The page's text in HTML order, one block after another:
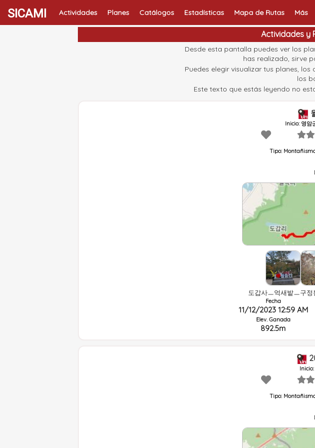
SICAMI Actividades Planes Catálogos Estadísticas Mapa de Rutas Más
Actividades y
Desde esta pantalla puedes ver los
has realizado, sirve
Puedes elegir visualizar tus planes,
los
Este texto que estás leyendo no
Inicio: 영암
Tipo:
도갑사ㅡ억새밭ㅡ구
Fecha
11/12/2023 12:59 AM
Elev. Ganada
892.5m
Tipo: